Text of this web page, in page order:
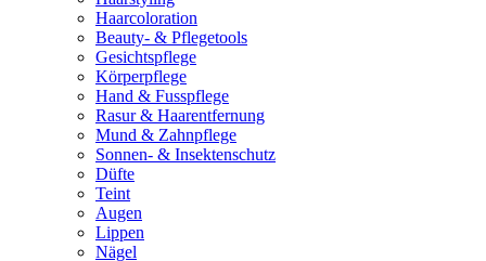
Haarcoloration
Beauty- & Pflegetools
Gesichtspflege
Körperpflege
Hand & Fusspflege
Rasur & Haarentfernung
Mund & Zahnpflege
Sonnen- & Insektenschutz
Düfte
Teint
Augen
Lippen
Nägel